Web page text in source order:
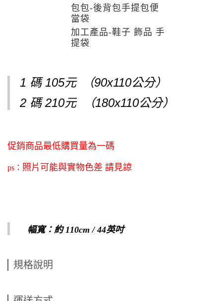
包包-後背包手提包便
當袋
加工產品-鞋子 飾品 手
提袋
1 碼 105元
（90x110公分）
2 碼 210元
（180x110公分）
促銷商品最低購買量為一碼
ps： 照片可能與實物色差 請見諒
幅寬：約 110cm / 44英吋
規格說明